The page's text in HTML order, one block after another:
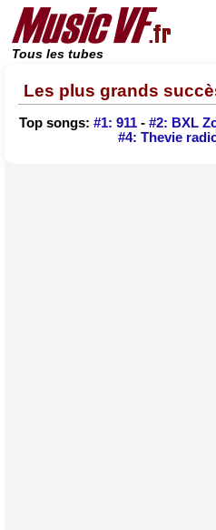
Tous les tubes
Les plus grands
Top songs: #1: 911 - #2: BXL
#4: Thevie